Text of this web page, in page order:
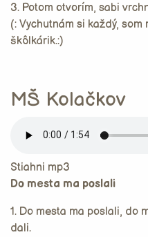
3. Potom otvorím, sabi
(: Vychutnám si každý, som
škôlkárik.:)
MŠ Kolačkov
Stiahni mp3
Do mesta ma poslali
1. Do mesta ma poslali, do
dali.